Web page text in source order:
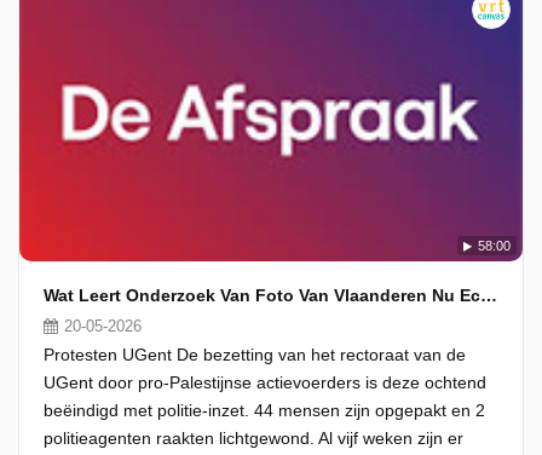
58:00
Wat Leert Onderzoek Van Foto Van Vlaanderen Nu Echt?
20-05-2026
Protesten UGent De bezetting van het rectoraat van de
UGent door pro-Palestijnse actievoerders is deze ochtend
beëindigd met politie-inzet. 44 mensen zijn opgepakt en 2
politieagenten raakten lichtgewond. Al vijf weken zijn er